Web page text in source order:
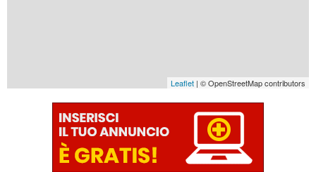
Leaflet | © OpenStreetMap contributors